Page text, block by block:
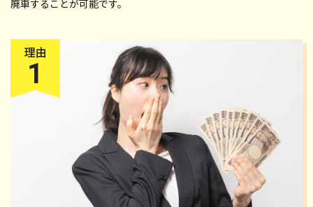
廃車することが可能です。